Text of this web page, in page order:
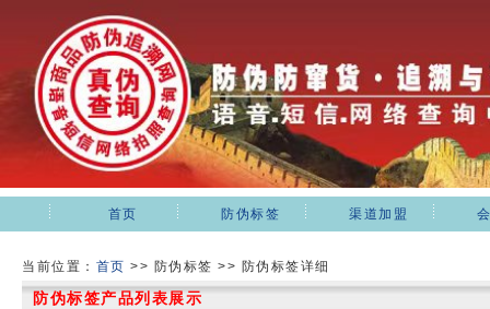
首页 防伪标签 渠道加盟
当前位置： 首页 >> 防伪标签 >> 防伪标签详细
防伪标签产品列表展示